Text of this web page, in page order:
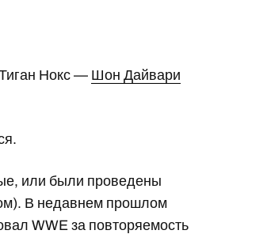
Нокс — Шон Дайвари
или были проведены
В недавнем прошлом
WWE за повторяемость